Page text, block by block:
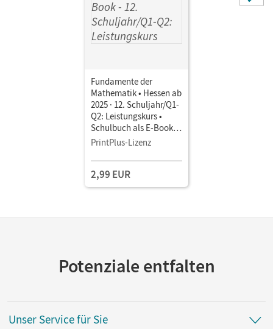
Fundamente der
Mathematik • Hessen ab
2025 · 12. Schuljahr/Q1-
Q2: Leistungskurs •
Schulbuch als E-Book
Mit Medien
PrintPlus-Lizenz
2,99 EUR
Potenziale entfalten
Unser Service für Sie